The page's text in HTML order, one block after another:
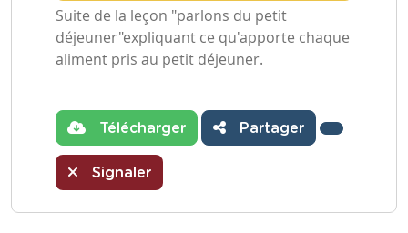
Suite de la leçon "parlons du petit
déjeuner"expliquant ce qu'apporte chaque
aliment pris au petit déjeuner.
Télécharger Partager
Signaler